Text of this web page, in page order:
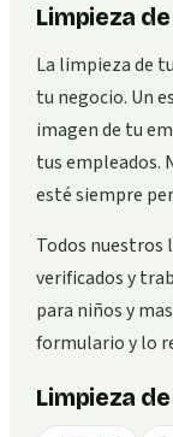
Limpieza
La limpieza de
tu negocio. Un
imagen de tu
tus empleados.
esté siempre
Todos nuestros
verificados y
para niños y
formulario y lo
Limpieza